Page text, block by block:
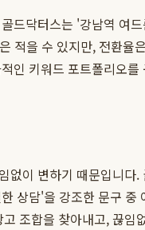
드닥터스는 '강남역 여
을 수 있지만, 전환율
인 키워드 포트폴리오
이 변하기 때문입니
상담'을 강조한 문구
조합을 찾아내고, 끊